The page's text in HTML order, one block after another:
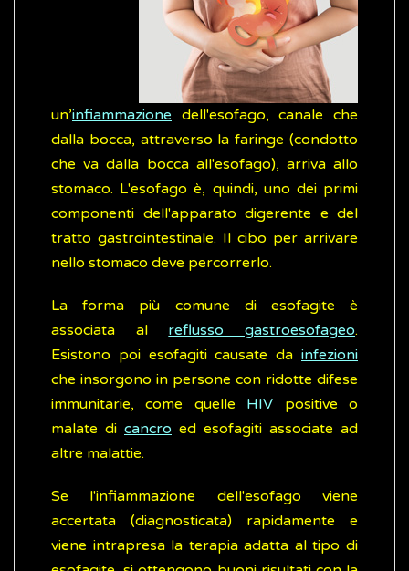
un’infiammazione dell'esofago, canale che
dalla bocca, attraverso la faringe (condotto
che va dalla bocca all'esofago), arriva allo
stomaco. L'esofago è, quindi, uno dei primi
componenti dell'apparato digerente e del
tratto gastrointestinale. Il cibo per arrivare
nello stomaco deve percorrerlo.
La forma più comune di esofagite è
associata al reflusso gastroesofageo.
Esistono poi esofagiti causate da infezioni
che insorgono in persone con ridotte difese
immunitarie, come quelle HIV positive o
malate di cancro ed esofagiti associate ad
altre malattie.
Se l'infiammazione dell'esofago viene
accertata (diagnosticata) rapidamente e
viene intrapresa la terapia adatta al tipo di